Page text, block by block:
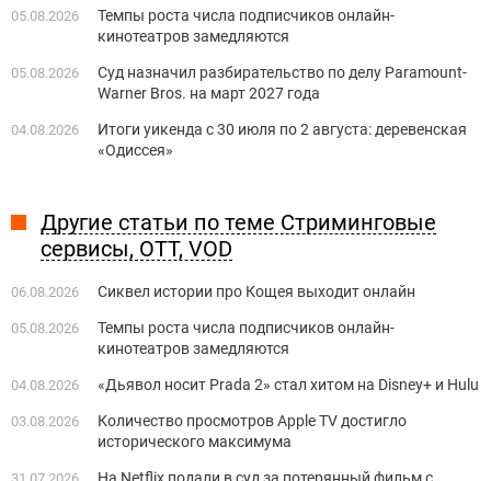
05.08.2026
Темпы роста числа подписчиков онлайн-
кинотеатров замедляются
05.08.2026
Суд назначил разбирательство по делу Paramount-
Warner Bros. на март 2027 года
04.08.2026
Итоги уикенда с 30 июля по 2 августа: деревенская
«Одиссея»
Другие статьи по теме Стриминговые
сервисы, OTT, VOD
06.08.2026 Сиквел истории про Кощея выходит онлайн
05.08.2026
Темпы роста числа подписчиков онлайн-
кинотеатров замедляются
04.08.2026 «Дьявол носит Prada 2» стал хитом на Disney+ и Hulu
03.08.2026
Количество просмотров Apple TV достигло
исторического максимума